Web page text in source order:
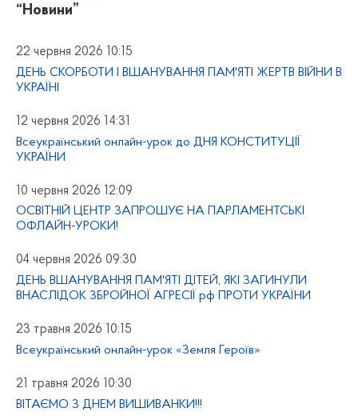
“Новини”
22 червня 2026 10:15
ДЕНЬ СКОРБОТИ І ВШАНУВАННЯ ПАМ'ЯТІ ЖЕРТВ ВІЙНИ В
УКРАЇНІ
12 червня 2026 14:31
Всеукраїнський онлайн-урок до ДНЯ КОНСТИТУЦІЇ
УКРАЇНИ
10 червня 2026 12:09
ОСВІТНІЙ ЦЕНТР ЗАПРОШУЄ НА ПАРЛАМЕНТСЬКІ
ОФЛАЙН-УРОКИ!
04 червня 2026 09:30
ДЕНЬ ВШАНУВАННЯ ПАМ'ЯТІ ДІТЕЙ, ЯКІ ЗАГИНУЛИ
ВНАСЛІДОК ЗБРОЙНОЇ АГРЕСІЇ рф ПРОТИ УКРАЇНИ
23 травня 2026 10:15
Всеукраїнський онлайн-урок «Земля Героїв»
21 травня 2026 10:30
ВІТАЄМО З ДНЕМ ВИШИВАНКИ!!!